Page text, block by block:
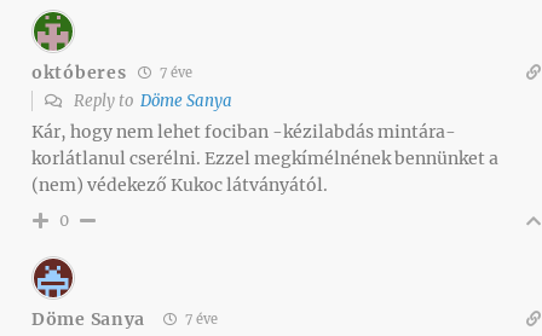
októberes 7 éve
Reply to Döme Sanya
Kár, hogy nem lehet fociban -kézilabdás mintára-
korlátlanul cserélni. Ezzel megkímélnének bennünket a
(nem) védekező Kukoc látványától.
0
Döme Sanya 7 éve